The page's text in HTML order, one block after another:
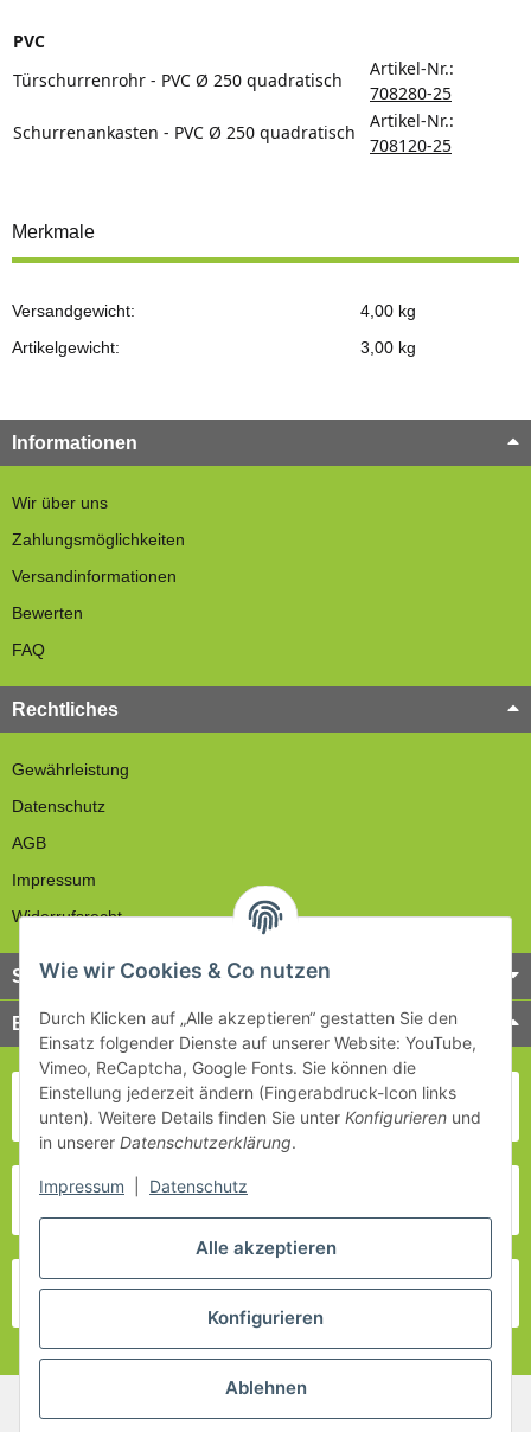
PVC
Türschurrenrohr - PVC Ø 250 quadratisch
Artikel-Nr.:
708280-25
Schurrenankasten - PVC Ø 250 quadratisch
Artikel-Nr.:
708120-25
Merkmale
Versandgewicht:
4,00 kg
Artikelgewicht:
3,00 kg
Informationen
Wir über uns
Zahlungsmöglichkeiten
Versandinformationen
Bewerten
FAQ
Rechtliches
Gewährleistung
Datenschutz
AGB
Impressum
Widerrufsrecht
Service
Bezahlung & Versand
* Alle Preise inkl. gesetzlicher USt., zzgl.Versand
Alle akzeptieren
Konfigurieren
Ablehnen
Wie wir Cookies & Co nutzen
Durch Klicken auf „Alle akzeptieren“ gestatten Sie den
Einsatz folgender Dienste auf unserer Website: YouTube,
Vimeo, ReCaptcha, Google Fonts. Sie können die
Einstellung jederzeit ändern (Fingerabdruck-Icon links
unten). Weitere Details finden Sie unter Konfigurieren und
in unserer Datenschutzerklärung.
Impressum Datenschutz